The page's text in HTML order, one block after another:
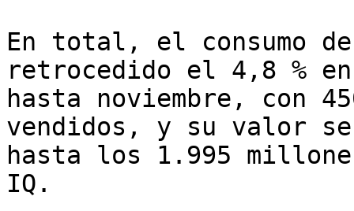
En total, el consumo
retrocedido el 4,8 %
hasta noviembre, con
vendidos, y su valor
hasta los 1.995
IQ.